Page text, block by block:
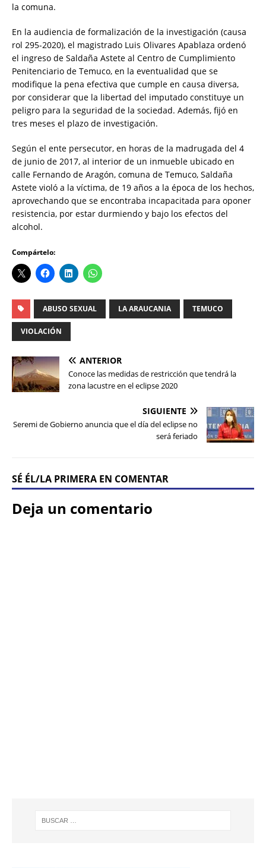
la comuna.
En la audiencia de formalización de la investigación (causa
rol 295-2020), el magistrado Luis Olivares Apablaza ordenó
el ingreso de Saldaña Astete al Centro de Cumplimiento
Penitenciario de Temuco, en la eventualidad que se
modifique la pena efectiva que cumple en causa diversa,
por considerar que la libertad del imputado constituye un
peligro para la seguridad de la sociedad. Además, fijó en
tres meses el plazo de investigación.
Según el ente persecutor, en horas de la madrugada del 4
de junio de 2017, al interior de un inmueble ubicado en
calle Fernando de Aragón, comuna de Temuco, Saldaña
Astete violó a la víctima, de 19 años a la época de los hechos,
aprovechando que se encontraba incapacitada para oponer
resistencia, por estar durmiendo y bajo los efectos del
alcohol.
Compártelo:
ABUSO SEXUAL LA ARAUCANIA TEMUCO
VIOLACIÓN
ANTERIOR
Conoce las medidas de restricción que tendrá la
zona lacustre en el eclipse 2020
SIGUIENTE
Seremi de Gobierno anuncia que el día del eclipse no
será feriado
SÉ ÉL/LA PRIMERA EN COMENTAR
Deja un comentario